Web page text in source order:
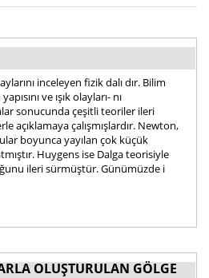
inceleyen fizik dalı dır. Bilim
ve ışık olayları- nı
sonucunda çeşitli teoriler ileri
açıklamaya çalışmışlardır. Newton,
boyunca yayılan çok küçük
Huygens ise Dalga teorisiyle
ileri sürmüştür. Günümüzde i
OLUŞTURULAN GÖLGE